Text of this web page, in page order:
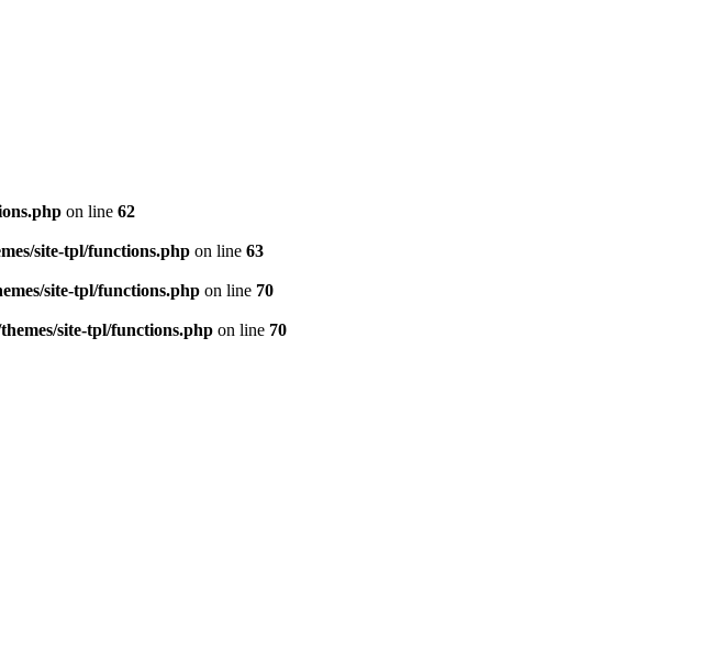
on line 62
site-tpl/functions.php on line 63
site-tpl/functions.php on line 70
site-tpl/functions.php on line 70